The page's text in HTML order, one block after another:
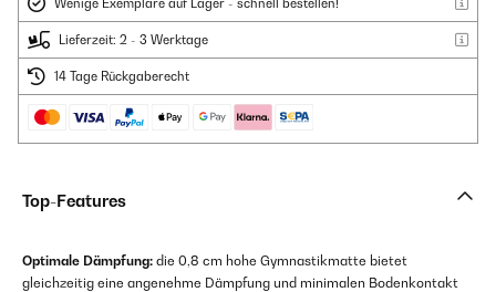
Wenige Exemplare auf Lager - schnell bestellen!
Lieferzeit: 2 - 3 Werktage
14 Tage Rückgaberecht
Top-Features
Optimale Dämpfung: die 0,8 cm hohe Gymnastikmatte bietet
gleichzeitig eine angenehme Dämpfung und minimalen Bodenkontakt